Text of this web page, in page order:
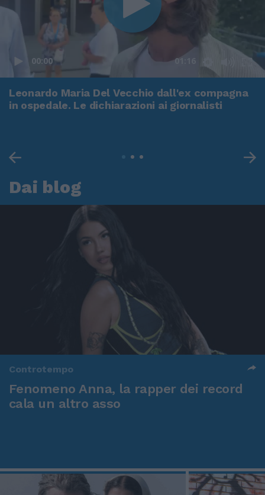
00:00 01:16
Leonardo Maria Del Vecchio dall'ex compagna
in ospedale. Le dichiarazioni ai giornalisti
Dai blog
Controtempo
Fenomeno Anna, la rapper dei record
cala un altro asso